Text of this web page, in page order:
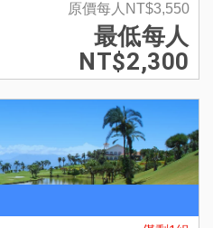
原價每人NT$3,550
最低每人
NT$2,300